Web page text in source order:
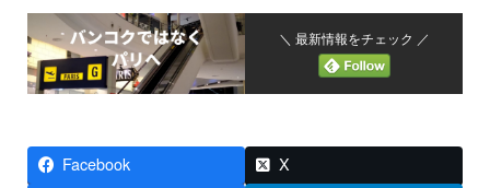
＼ 最新情報をチェック ／
Facebook
X